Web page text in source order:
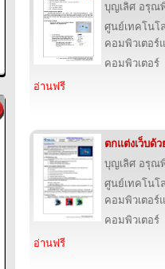
บุญเลิศ อรุณ
ศูนย์เทคโนโ
คอมพิวเตอร์
คอมพิวเตอร์
อ่านฟรี
ตกแต่งเว็บด้
บุญเลิศ อรุณ
ศูนย์เทคโนโ
คอมพิวเตอร์
คอมพิวเตอร์
อ่านฟรี